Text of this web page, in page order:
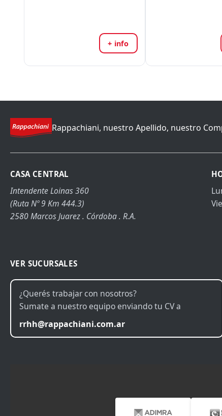
+ info
Rappachiani, nuestro Apellido, nuestro
CASA CENTRAL
Intendente Loinas 360
(Ruta Nº 9 Km 444.3)
2580 Marcos Juarez . Córdoba . R.A.
VER SUCURSALES
¿Querés trabajar con nosotros?
Sumate a nuestro equipo enviando tu CV a
rrhh@rappachiani.com.ar